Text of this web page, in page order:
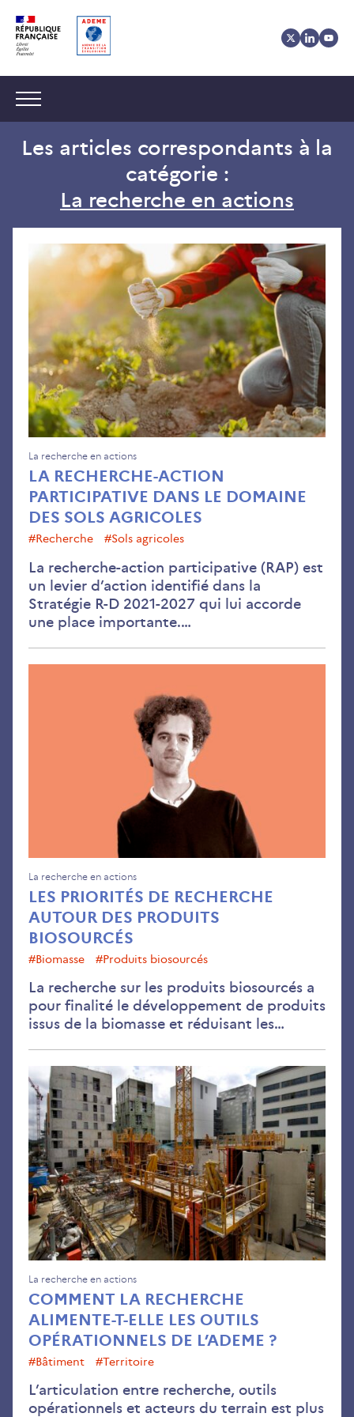
au
contenu
au
menu
des
cookies
Navigation :
Les articles correspondants à la
catégorie :
La recherche en actions
LA RECHERCHE-ACTION
PARTICIPATIVE DANS LE DOMAINE
DES SOLS AGRICOLES
La recherche en actions
#recherche #sols agricoles
La recherche-action participative (RAP) est
un levier d’action identifié dans la
Stratégie R-D 2021-2027 qui lui accorde
une place importante.…
sols
LES PRIORITÉS DE RECHERCHE
AUTOUR DES PRODUITS
BIOSOURCÉS
La recherche en actions
#Biomasse #Produits biosourcés
La recherche sur les produits biosourcés a
pour finalité le développement de produits
issus de la biomasse et réduisant les…
COMMENT LA RECHERCHE
ALIMENTE-T-ELLE LES OUTILS
OPÉRATIONNELS DE L’ADEME ?
La recherche en actions
#bâtiment #Territoire
L’articulation entre recherche, outils
opérationnels et acteurs du terrain est plus
la
t-
les
de